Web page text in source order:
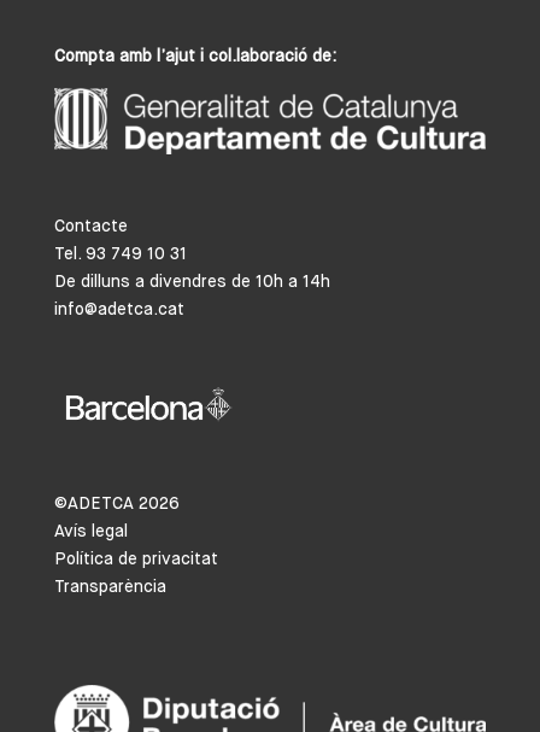
Compta amb l’ajut i col.laboració de:
Contacte
Tel. 93 749 10 31
De dilluns a divendres de 10h a 14h
info@adetca.cat
©ADETCA 2026
Avís legal
Política de privacitat
Transparència